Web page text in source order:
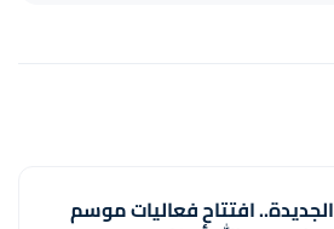
الجديدة.. افتتاح فعاليات موسم